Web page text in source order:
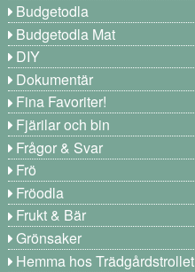
Budgetodla
Budgetodla Mat
DIY
Dokumentär
Fina Favoriter!
Fjärilar och bin
Frågor & Svar
Frö
Fröodla
Frukt & Bär
Grönsaker
Hemma hos Trädgårdstrollet